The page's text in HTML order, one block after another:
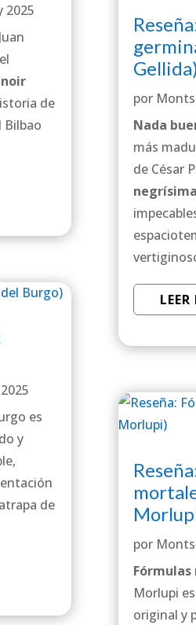
2025
noir
de
Bilbao
es
y
de
por
Nada
más
de César
negrísima
por
Morlupi
original y